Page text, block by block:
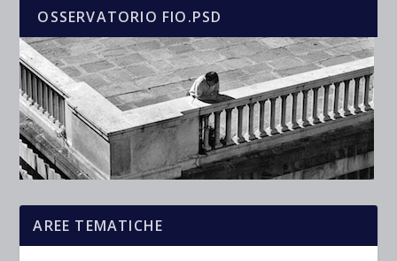
OSSERVATORIO FIO.PSD
AREE TEMATICHE